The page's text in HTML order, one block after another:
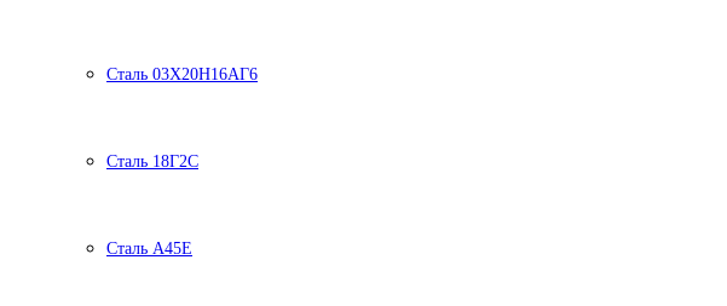
Сталь 03Х20Н16АГ6
Сталь 18Г2С
Сталь А45Е